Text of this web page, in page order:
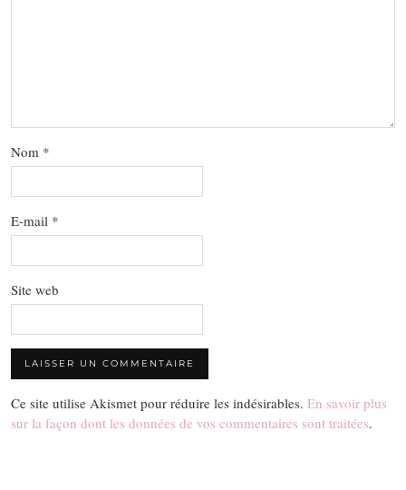
Nom *
E-mail *
Site web
Ce site utilise Akismet pour réduire les indésirables. En savoir plus
sur la façon dont les données de vos commentaires sont traitées.